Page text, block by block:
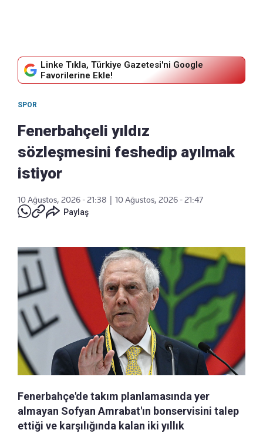
Linke Tıkla, Türkiye Gazetesi'ni Google
Favorilerine Ekle!
SPOR
Fenerbahçeli yıldız
sözleşmesini feshedip ayılmak
istiyor
10 Ağustos, 2026 - 21:38
10 Ağustos, 2026 - 21:47
Paylaş
Fenerbahçe'de takım planlamasında yer
almayan Sofyan Amrabat'ın bonservisini talep
ettiği ve karşılığında kalan iki yıllık